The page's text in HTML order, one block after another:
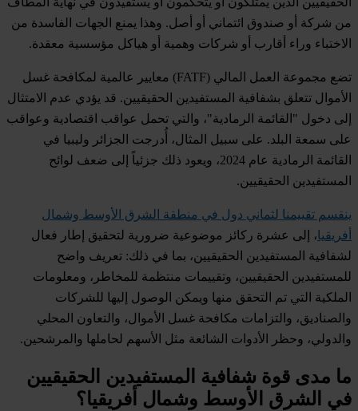
من شركة أو صندوق ائتماني أو أصل. وهذا يمنع الجهات الفاسدة من
الاختباء وراء أقارب أو شركات وهمية أو هياكل مؤسسية معقدة.
تضع مجموعة العمل المالي (FATF) معايير عالمية لمكافحة غسل
الأموال تتعلق بشفافية المستفيدين الحقيقيين. قد يؤدي عدم الامتثال
إلى دخول "القائمة الرمادية"، والتي تحمل عواقب اقتصادية وعواقب
على سمعة البلد. على سبيل المثال، أُدرجت الجزائر وليبيا في
القائمة الرمادية عام 2024، ويعود ذلك جزئياً إلى ضعف لوائح
المستفيدين الحقيقيين.
ينقسم تقييمنا لثماني دول في منطقة الشرق الأوسط وشمال
أفريقيا ، إلى عشرة ركائز موضوعية ضرورية لتحقيق إطار فعال
لشفافية المستفيدين الحقيقيين، بما في ذلك: تعريف واضح
للمستفيدين الحقيقيين، وتقييمات منتظمة للمخاطر، ومعلومات
الملكية التي تم التحقق منها ويمكن الوصول إليها للشركات
والصناديق، والتزامات مكافحة غسل الأموال، والتعاون المحلي
والدولي، وحظر الأدوات الشائعة مثل الأسهم لحاملها والمرشحين.
ما مدى قوة شفافية المستفيدين الحقيقيين
في الشرق الأوسط وشمال أفريقيا؟